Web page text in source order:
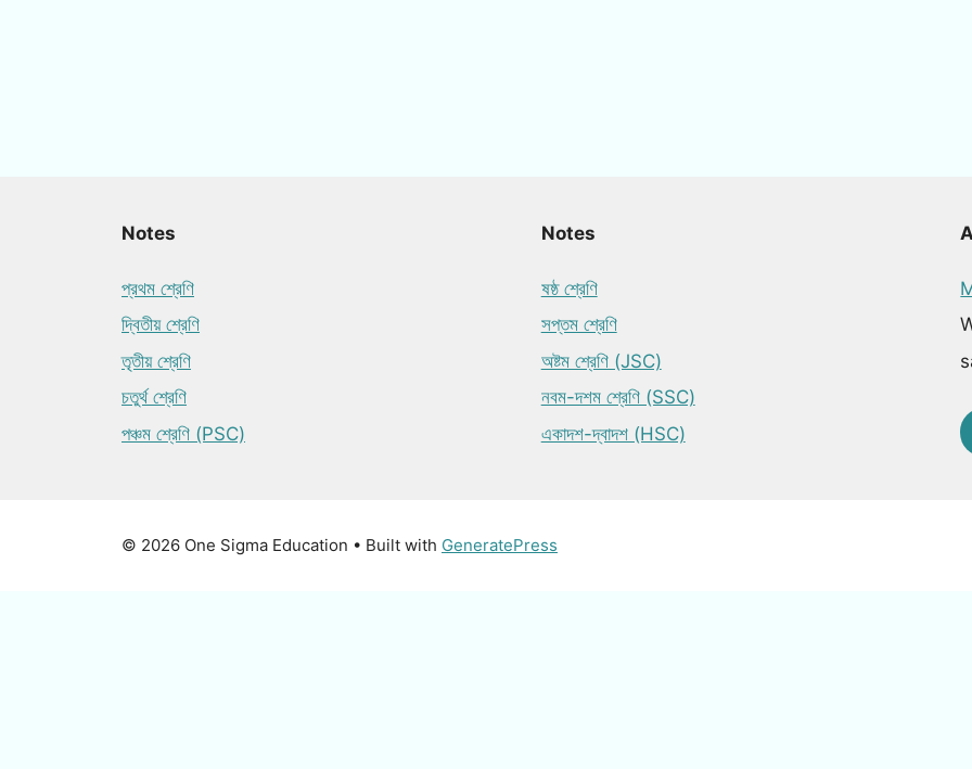
Notes
প্রথম শ্রেণি
দ্বিতীয় শ্রেণি
তৃতীয় শ্রেণি
চতুর্থ শ্রেণি
পঞ্চম শ্রেণি (PSC)
Notes
ষষ্ঠ শ্রেণি
সপ্তম শ্রেণি
অষ্টম শ্রেণি (JSC)
নবম-দশম শ্রেণি (SSC)
একাদশ-দ্বাদশ (HSC)
© 2026 One Sigma Education • Built with GeneratePress